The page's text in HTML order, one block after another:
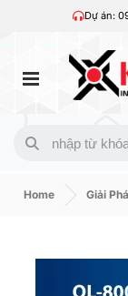
Dự án:
Home Giải